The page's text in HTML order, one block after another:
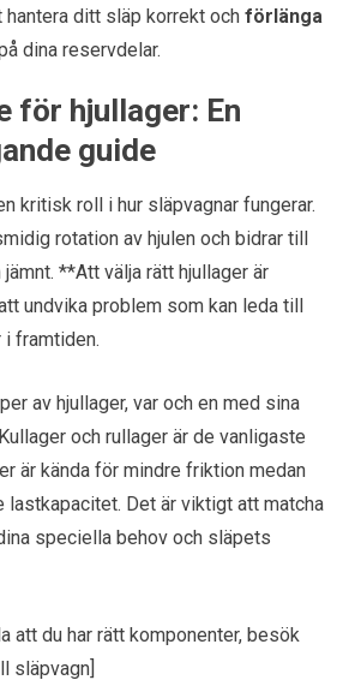
hantera ditt släp korrekt och förlänga
dina reservdelar.
för hjullager: En
guide
kritisk roll i hur släpvagnar fungerar.
rotation av hjulen och bidrar till
**Att välja rätt hjullager är
undvika problem som kan leda till
i framtiden.
av hjullager, var och en med sina
och rullager är de vanligaste
är kända för mindre friktion medan
lastkapacitet. Det är viktigt att matcha
speciella behov och släpets
att du har rätt komponenter, besök
släpvagn]